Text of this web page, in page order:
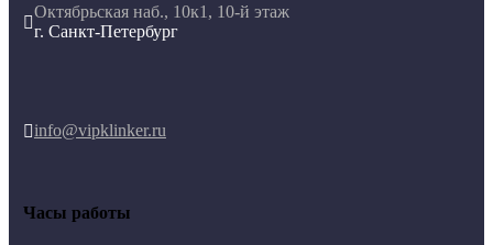

Октябрьская наб., 10к1, 10-й этаж
г. Санкт-Петербург
info@vipklinker.ru
Часы работы